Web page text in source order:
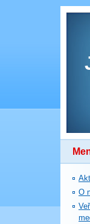
O